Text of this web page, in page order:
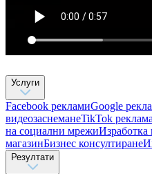
Услуги
Facebook рекламиGoogle
видеозаснеманеTikTok рекламa
на социални мрежиИзработка
магазинБизнес консултиране​
Резултати